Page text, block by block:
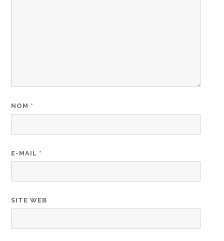
NOM *
E-MAIL *
SITE WEB